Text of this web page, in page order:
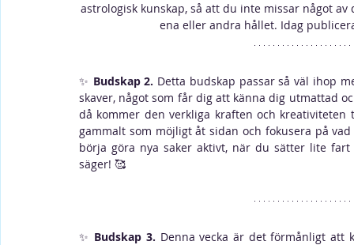
astrologisk kunskap, så att du inte missar något
ena eller andra hållet. Idag
✨ Budskap 2. Detta budskap passar så väl ihop
skaver, något som får dig att känna dig utmattad
då kommer den verkliga kraften och
gammalt som möjligt åt sidan och fokusera på
börja göra nya saker aktivt, när du sätter lite
säger! 🥰
✨ Budskap 3. Denna vecka är det förmånligt att